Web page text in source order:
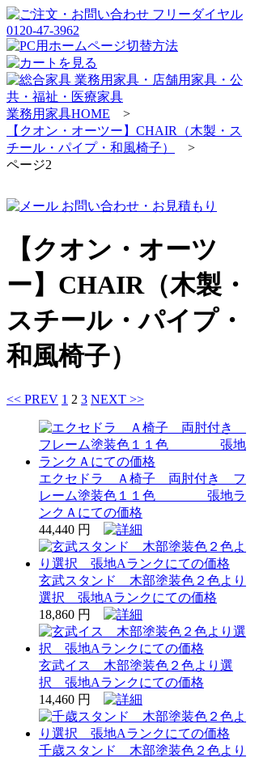
業務用家具HOME >
【クオン・オーツー】CHAIR（木製・ス
チール・パイプ・和風椅子）
>
ページ2
【クオン・オーツ
ー】CHAIR（木製・
スチール・パイプ・
和風椅子）
<< PREV 1 2 3 NEXT >>
エクセドラ Ａ椅子 両肘付き フ
レーム塗装色１１色 張地ラ
ンクＡにての価格
44,440 円
玄武スタンド 木部塗装色２色より
選択 張地Aランクにての価格
18,860 円
玄武イス 木部塗装色２色より選
択 張地Aランクにての価格
14,460 円
千歳スタンド 木部塗装色２色より